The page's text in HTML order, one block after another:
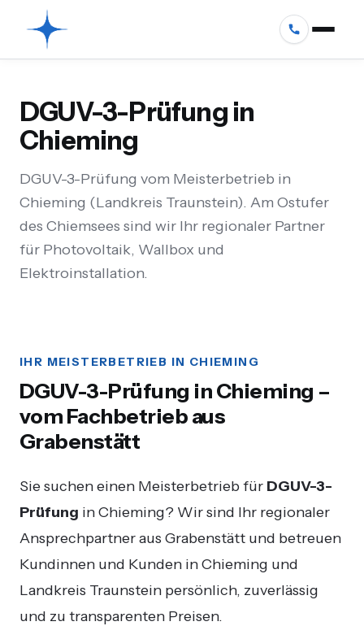
DGUV-3-Prüfung in
Chieming
DGUV-3-Prüfung vom Meisterbetrieb in
Chieming (Landkreis Traunstein). Am Ostufer
des Chiemsees sind wir Ihr regionaler Partner
für Photovoltaik, Wallbox und
Elektroinstallation.
IHR MEISTERBETRIEB IN CHIEMING
DGUV-3-Prüfung in Chieming –
vom Fachbetrieb aus
Grabenstätt
Sie suchen einen Meisterbetrieb für DGUV-3-
Prüfung in Chieming? Wir sind Ihr regionaler
Ansprechpartner aus Grabenstätt und betreuen
Kundinnen und Kunden in Chieming und
Landkreis Traunstein persönlich, zuverlässig
und zu transparenten Preisen.